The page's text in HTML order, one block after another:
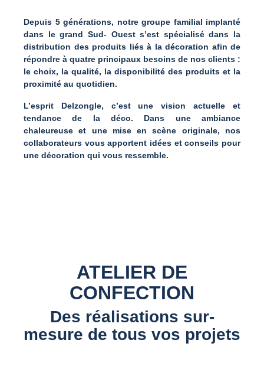
Depuis 5 générations, notre groupe familial implanté
dans le grand Sud- Ouest s’est spécialisé dans la
distribution des produits liés à la décoration afin de
répondre à quatre principaux besoins de nos clients :
le choix, la qualité, la disponibilité des produits et la
proximité au quotidien.
L’esprit Delzongle, c’est une vision actuelle et
tendance de la déco. Dans une ambiance
chaleureuse et une mise en scène originale, nos
collaborateurs vous apportent idées et conseils pour
une décoration qui vous ressemble.
ATELIER DE
CONFECTION
Des réalisations sur-
mesure de tous vos projets